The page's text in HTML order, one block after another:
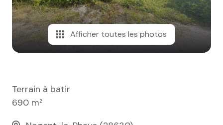
contact
Afficher toutes les photos
Terrain à batir
690 m²